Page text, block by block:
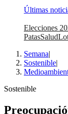
Últimas
Elecciones
PatasSalud
Semana|
Sostenible|
Sostenible